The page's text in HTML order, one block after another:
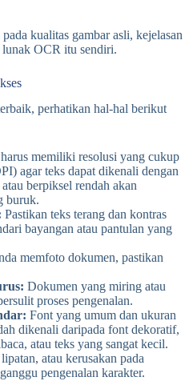
kualitas gambar asli, kejelasan
OCR itu sendiri.
perhatikan hal-hal berikut
memiliki resolusi yang cukup
agar teks dapat dikenali dengan
berpiksel rendah akan
buruk.
Pastikan teks terang dan kontras
bayangan atau pantulan yang
memfoto dokumen, pastikan
Dokumen yang miring atau
proses pengenalan.
Font yang umum dan ukuran
dikenali daripada font dekoratif,
atau teks yang sangat kecil.
atau kerusakan pada
pengenalan karakter.